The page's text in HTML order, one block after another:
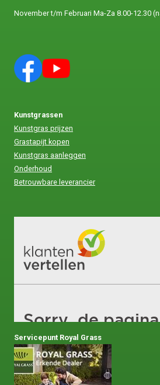
November t/m Februari Ma-Za 8.00-12.30
Kunstgrassen
Kunstgras prijzen
Grastapijt kopen
Kunstgras aanleggen
Onderhoud
Betrouwbare leverancier
Servicepunt Royal Grass